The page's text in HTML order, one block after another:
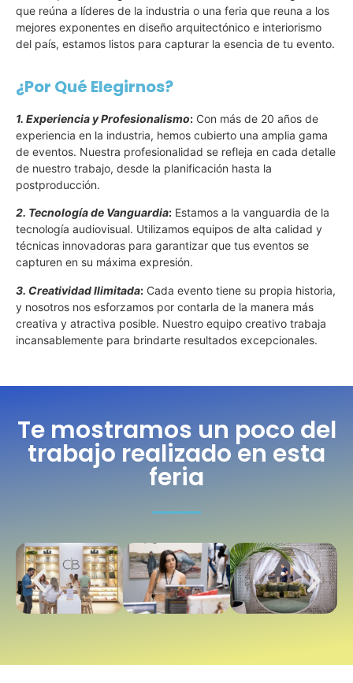
que reúna a líderes de la industria o una feria que reuna a los
mejores exponentes en diseño arquitectónico e interiorismo
del país, estamos listos para capturar la esencia de tu evento.
¿Por Qué Elegirnos?
1. Experiencia y Profesionalismo: Con más de 20 años de
experiencia en la industria, hemos cubierto una amplia gama
de eventos. Nuestra profesionalidad se refleja en cada detalle
de nuestro trabajo, desde la planificación hasta la
postproducción.
2. Tecnología de Vanguardia: Estamos a la vanguardia de la
tecnología audiovisual. Utilizamos equipos de alta calidad y
técnicas innovadoras para garantizar que tus eventos se
capturen en su máxima expresión.
3. Creatividad Ilimitada: Cada evento tiene su propia historia,
y nosotros nos esforzamos por contarla de la manera más
creativa y atractiva posible. Nuestro equipo creativo trabaja
incansablemente para brindarte resultados excepcionales.
Te mostramos un poco del
trabajo realizado en esta
feria